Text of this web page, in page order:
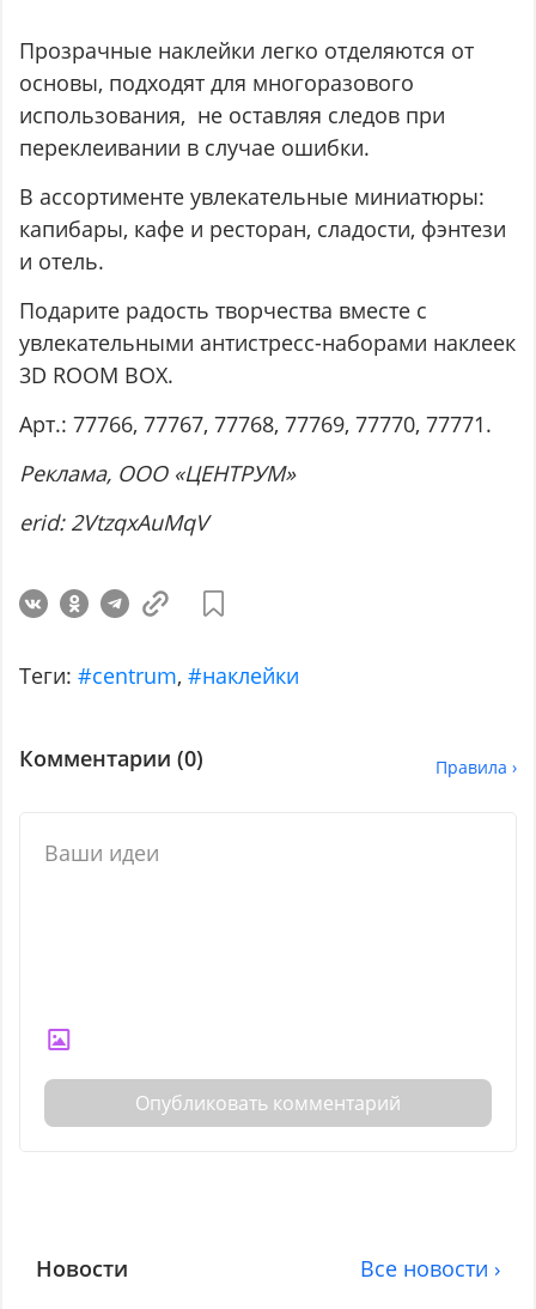
Прозрачные наклейки легко отделяются от
основы, подходят для многоразового
использования, не оставляя следов при
переклеивании в случае ошибки.
В ассортименте увлекательные миниатюры:
капибары, кафе и ресторан, сладости, фэнтези
и отель.
Подарите радость творчества вместе с
увлекательными антистресс-наборами наклеек
3D ROOM BOX.
Арт.: 77766, 77767, 77768, 77769, 77770, 77771.
Реклама, ООО«ЦЕНТРУМ»
erid: 2VtzqxAuMqV
Теги: #centrum,#наклейки
Комментарии (0) Правила ›
Опубликовать комментарий
Новости Все новости ›